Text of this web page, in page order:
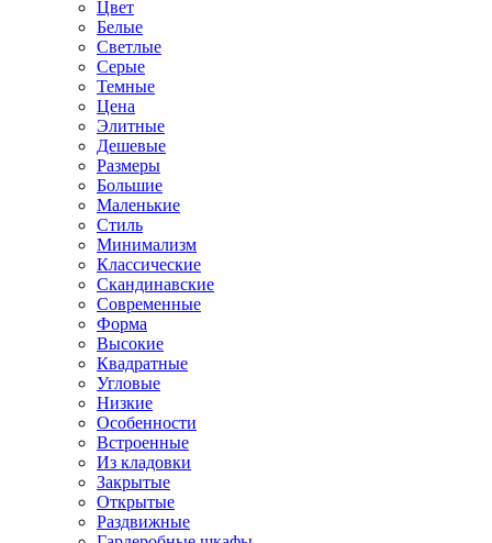
Цвет
Белые
Светлые
Серые
Темные
Цена
Элитные
Дешевые
Размеры
Большие
Маленькие
Стиль
Минимализм
Классические
Скандинавские
Современные
Форма
Высокие
Квадратные
Угловые
Низкие
Особенности
Встроенные
Из кладовки
Закрытые
Открытые
Раздвижные